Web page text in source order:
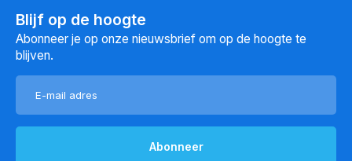
Blijf op de hoogte
Abonneer je op onze nieuwsbrief om op de hoogte te
blijven.
Abonneer